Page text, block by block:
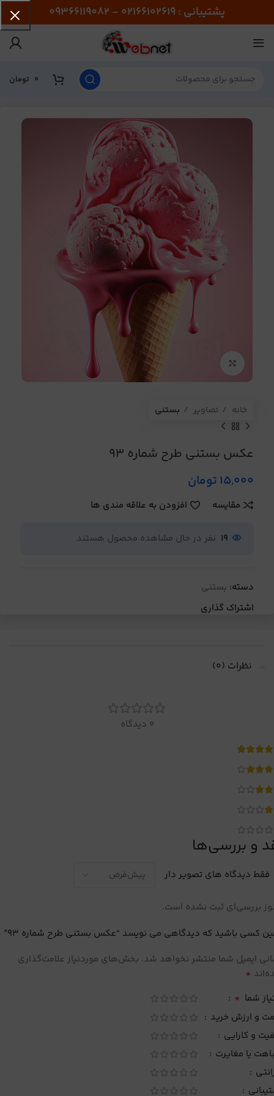
پشتیبانی : 02166102619 - 09366119082
0 تومان
برای بزرگنمایی کلیک کنید
خانه تصاویر بستنی
عکس بستنی طرح شماره 93
15,000تومان
مقایسه افزودن به علاقه مندی ها
19 نفر در حال مشاهده محصول هستند
دسته: بستنی
اشتراک گذاری
نظرات (0)
0 دیدگاه
و بررسی‌ها
فقط دیدگاه های تصویر دار
بررسی‌ای ثبت نشده است.
کسی باشید که دیدگاهی می نویسد “عکس بستنی طرح شماره 93”
ایمیل شما منتشر نخواهد شد. بخش‌های موردنیاز علامت‌گذاری
*
شما *
و ارزش خرید
و کارایی
یا مغایرت